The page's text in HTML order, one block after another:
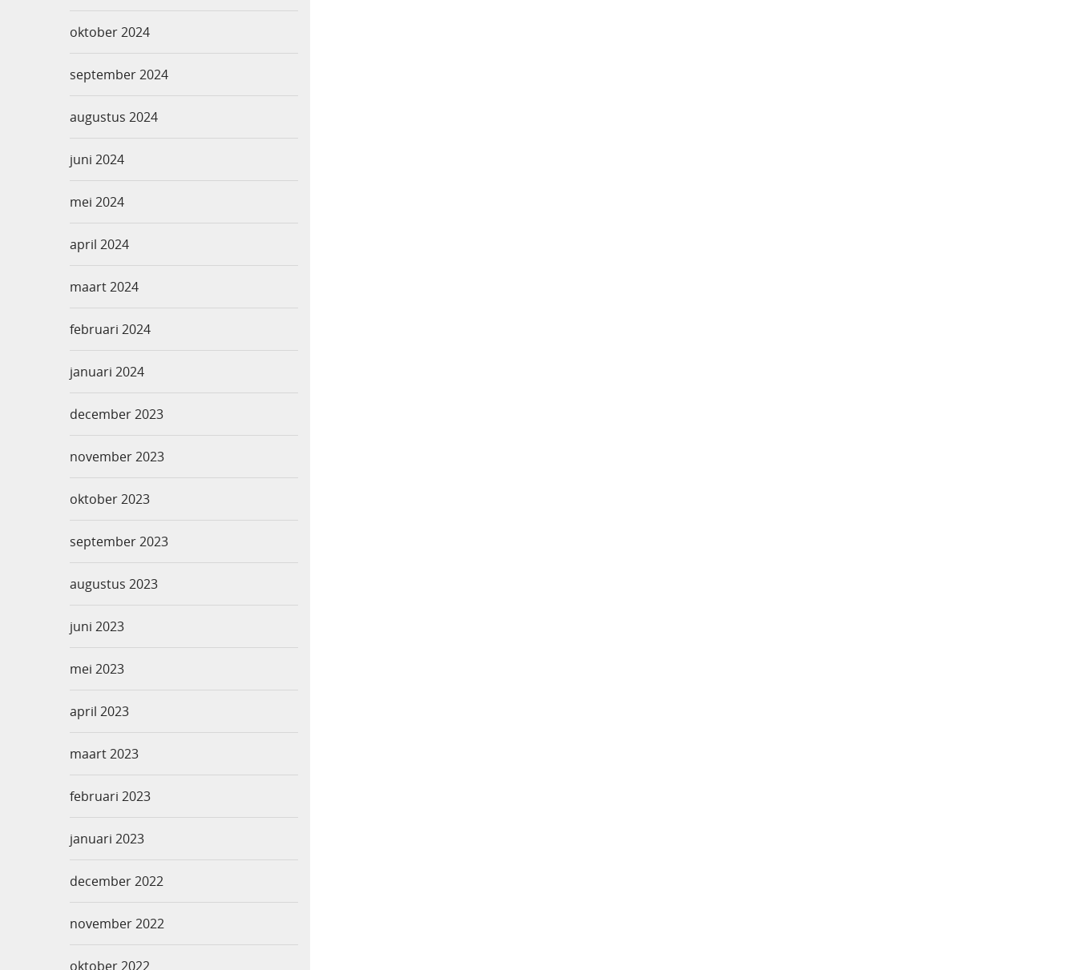
oktober 2024
september 2024
augustus 2024
juni 2024
mei 2024
april 2024
maart 2024
februari 2024
januari 2024
december 2023
november 2023
oktober 2023
september 2023
augustus 2023
juni 2023
mei 2023
april 2023
maart 2023
februari 2023
januari 2023
december 2022
november 2022
oktober 2022